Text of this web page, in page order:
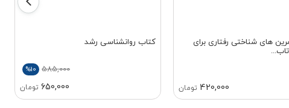
های شناختی رفتاری برای
420,000 تومان
کتاب روانشناسی رشد
585,000
%10
650,000 تومان